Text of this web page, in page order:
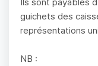
Ils sont payables
guichets des
représentations
NB :